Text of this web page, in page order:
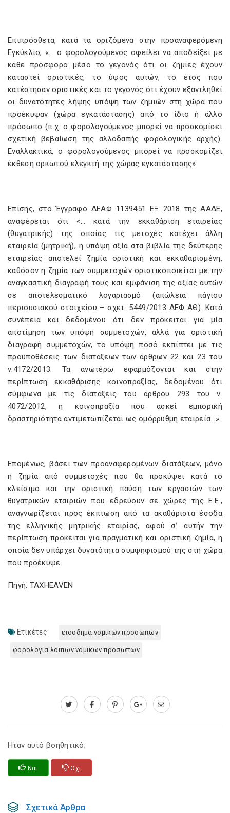
Επιπρόσθετα, κατά τα οριζόμενα στην προαναφερόμενη
Εγκύκλιο, «… ο φορολογούμενος οφείλει να αποδείξει με
κάθε πρόσφορο μέσο το γεγονός ότι οι ζημίες έχουν
καταστεί οριστικές, το ύψος αυτών, το έτος που
κατέστησαν οριστικές και το γεγονός ότι έχουν εξαντληθεί
οι δυνατότητες λήψης υπόψη των ζημιών στη χώρα που
προέκυψαν (χώρα εγκατάστασης) από το ίδιο ή άλλο
πρόσωπο (π.χ. ο φορολογούμενος μπορεί να προσκομίσει
σχετική βεβαίωση της αλλοδαπής φορολογικής αρχής).
Εναλλακτικά, ο φορολογούμενος μπορεί να προσκομίζει
έκθεση ορκωτού ελεγκτή της χώρας εγκατάστασης».
Επίσης, στο Έγγραφο ΔΕΑΦ 1139451 ΕΞ 2018 της ΑΑΔΕ,
αναφέρεται ότι «… κατά την εκκαθάριση εταιρείας
(θυγατρικής) της οποίας τις μετοχές κατέχει άλλη
εταιρεία (μητρική), η υπόψη αξία στα βιβλία της δεύτερης
εταιρείας αποτελεί ζημία οριστική και εκκαθαρισμένη,
καθόσον η ζημία των συμμετοχών οριστικοποιείται με την
αναγκαστική διαγραφή τους και εμφάνιση της αξίας αυτών
σε αποτελεσματικό λογαριασμό (απώλεια πάγιου
περιουσιακού στοιχείου – σχετ. 5449/2013 ΔΕΦ ΑΘ). Κατά
συνέπεια και δεδομένου ότι δεν πρόκειται για μία
αποτίμηση των υπόψη συμμετοχών, αλλά για οριστική
διαγραφή συμμετοχών, το υπόψη ποσό εκπίπτει με τις
προϋποθέσεις των διατάξεων των άρθρων 22 και 23 του
ν.4172/2013. Τα ανωτέρω εφαρμόζονται και στην
περίπτωση εκκαθάρισης κοινοπραξίας, δεδομένου ότι
σύμφωνα με τις διατάξεις του άρθρου 293 του ν.
4072/2012, η κοινοπραξία που ασκεί εμπορική
δραστηριότητα αντιμετωπίζεται ως ομόρρυθμη εταιρεία…».
Επομένως, βάσει των προαναφερομένων διατάξεων, μόνο
η ζημία από συμμετοχές που θα προκύψει κατά το
κλείσιμο και την οριστική παύση των εργασιών των
θυγατρικών εταιριών που εδρεύουν σε χώρες της Ε.Ε.,
αναγνωρίζεται προς έκπτωση από τα ακαθάριστα έσοδα
της ελληνικής μητρικής εταιρίας, αφού σ’ αυτήν την
περίπτωση πρόκειται για πραγματική και οριστική ζημία, η
οποία δεν υπάρχει δυνατότητα συμψηφισμού της στη χώρα
που προέκυψε.
Πηγή: TAXHEAVEN
Ετικέτες: εισοδημα νομικων προσωπων
φορολογια λοιπων νομικων προσωπων
Ηταν αυτό βοηθητικό;
Ναι Οχι
Σχετικά Άρθρα